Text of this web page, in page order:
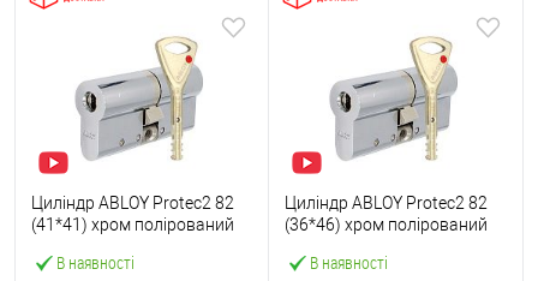
В наявності
Циліндр ABLOY Protec2 82
(41*41) хром полірований
В наявності
Циліндр ABLOY Protec2 82
(36*46) хром полірований